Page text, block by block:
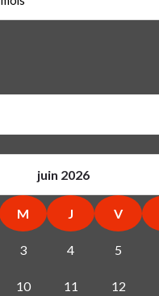
juin 2026
M J V
3 4 5
10 11 12